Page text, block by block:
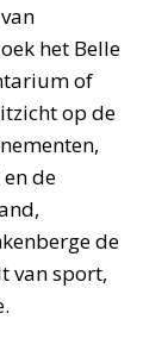
het Belle
of
op de
de
de
van sport,